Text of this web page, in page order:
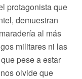
protagonista que
demuestran
al más
militares ni las
pese a estar
olvide que